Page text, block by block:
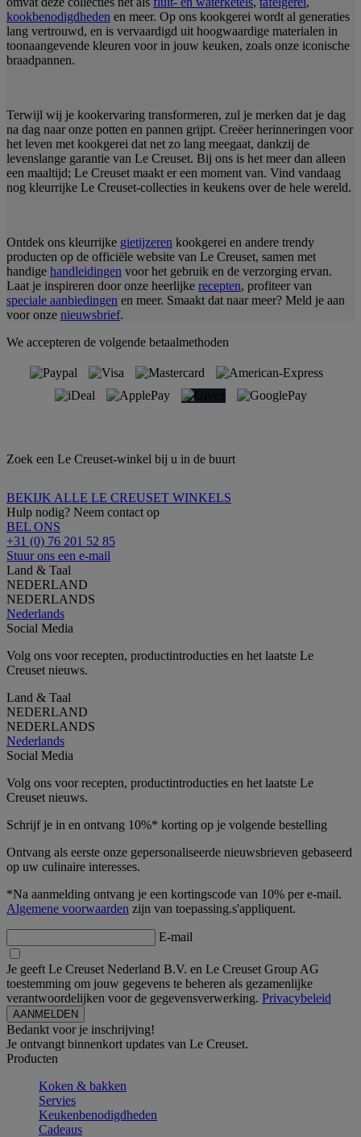
kookbenodigdheden en meer. Op ons kookgerei wordt al generaties
lang vertrouwd, en is vervaardigd uit hoogwaardige materialen in
toonaangevende kleuren voor in jouw keuken, zoals onze iconische
braadpannen.
Terwijl wij je kookervaring transformeren, zul je merken dat je dag
na dag naar onze potten en pannen grijpt. Creëer herinneringen voor
het leven met kookgerei dat net zo lang meegaat, dankzij de
levenslange garantie van Le Creuset. Bij ons is het meer dan alleen
een maaltijd; Le Creuset maakt er een moment van. Vind vandaag
nog kleurrijke Le Creuset-collecties in keukens over de hele wereld.
Ontdek ons kleurrijke gietijzeren kookgerei en andere trendy
producten op de officiële website van Le Creuset, samen met
handige handleidingen voor het gebruik en de verzorging ervan.
Laat je inspireren door onze heerlijke recepten, profiteer van
speciale aanbiedingen en meer. Smaakt dat naar meer? Meld je aan
voor onze nieuwsbrief.
We accepteren de volgende betaalmethoden
Zoek een Le Creuset-winkel bij u in de buurt
BEKIJK ALLE LE CREUSET WINKELS
Hulp nodig? Neem contact op
BEL ONS
+31 (0) 76 201 52 85
Stuur ons een e-mail
Land & Taal
NEDERLAND
NEDERLANDS
Nederlands
Social Media
Volg ons voor recepten, productintroducties en het laatste Le
Creuset nieuws.
Land & Taal
NEDERLAND
NEDERLANDS
Nederlands
Social Media
Volg ons voor recepten, productintroducties en het laatste Le
Creuset nieuws.
Schrijf je in en ontvang 10%* korting op je volgende bestelling
Ontvang als eerste onze gepersonaliseerde nieuwsbrieven gebaseerd
op uw culinaire interesses.
*Na aanmelding ontvang je een kortingscode van 10% per e-mail.
Algemene voorwaarden zijn van toepassing.s'appliquent.
E-mail
Je geeft Le Creuset Nederland B.V. en Le Creuset Group AG
toestemming om jouw gegevens te beheren als gezamenlijke
verantwoordelijken voor de gegevensverwerking. Privacybeleid
Bedankt voor je inschrijving!
Je ontvangt binnenkort updates van Le Creuset.
Producten
Koken & bakken
Servies
Keukenbenodigdheden
Cadeaus